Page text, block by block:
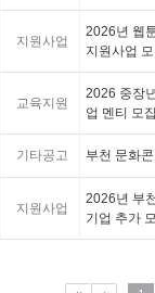
지원사업
2026년 웹
지원사업
교육지원
2026 중장
업 멘티 모
기타공고 부천 문화
지원사업
2026년 부
기업 추가